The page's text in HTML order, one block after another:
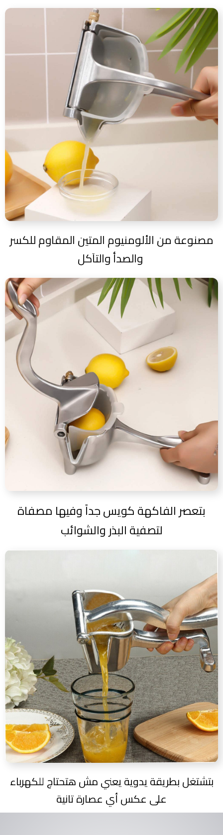
مصنوعة من الألومنيوم المتين المقاوم للكسر
بتعصر الفاكهة كويس جداً وفيها مصفاة
لتصفية البذر والشوائب
بتشتغل بطريقة يدوية يعني مش هتحتاج للكهرباء
على عكس أي عصارة تانية